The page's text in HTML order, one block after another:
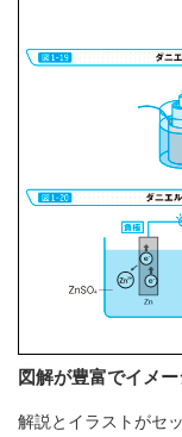
図解が豊富でイメー
解説とイラストがセ